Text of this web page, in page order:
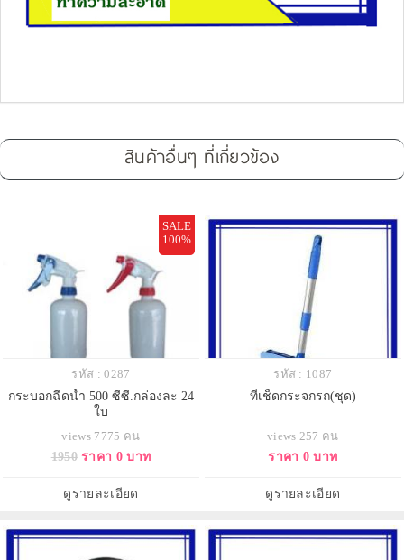
สินค้าอื่นๆ ที่เกี่ยวข้อง
SALE
100%
รหัส : 0287
กระบอกฉีดน้ำ 500 ซีซี.กล่องละ 24
ใบ
views 7775 คน
1950 ราคา 0 บาท
ดูรายละเอียด
รหัส : 1087
ที่เช็ดกระจกรถ(ชุด)
views 257 คน
ราคา 0 บาท
ดูรายละเอียด